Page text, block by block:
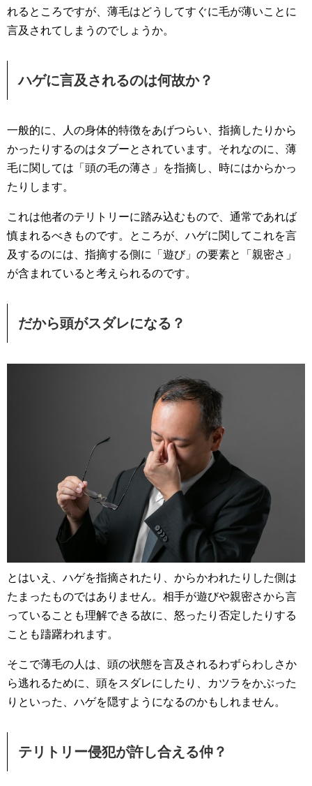
れるところですが、薄毛はどうしてすぐに毛が薄いことに
言及されてしまうのでしょうか。
ハゲに言及されるのは何故か？
一般的に、人の身体的特徴をあげつらい、指摘したりから
かったりするのはタブーとされています。それなのに、薄
毛に関しては「頭の毛の薄さ」を指摘し、時にはからかっ
たりします。
これは他者のテリトリーに踏み込むもので、通常であれば
慎まれるべきものです。ところが、ハゲに関してこれを言
及するのには、指摘する側に「遊び」の要素と「親密さ」
が含まれていると考えられるのです。
だから頭がスダレになる？
とはいえ、ハゲを指摘されたり、からかわれたりした側は
たまったものではありません。相手が遊びや親密さから言
っていることも理解できる故に、怒ったり否定したりする
ことも躊躇われます。
そこで薄毛の人は、頭の状態を言及されるわずらわしさか
ら逃れるために、頭をスダレにしたり、カツラをかぶった
りといった、ハゲを隠すようになるのかもしれません。
テリトリー侵犯が許し合える仲？